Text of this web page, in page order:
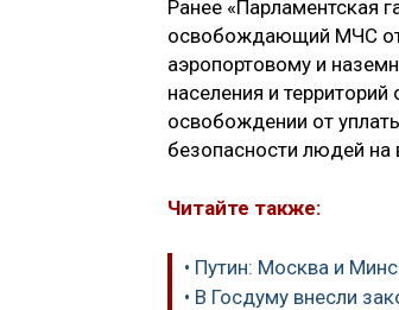
Ранее «Парламентская
освобождающий МЧС от
аэропортовому и
населения и
освобождении от
безопасности людей на
Читайте также:
• Путин: Москва и
• В Госдуму внесли